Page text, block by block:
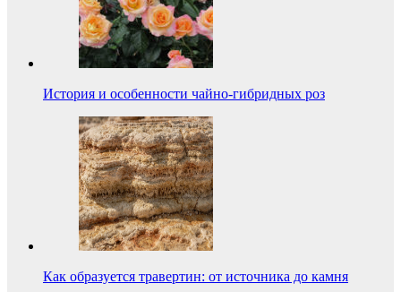
История и особенности чайно-гибридных роз
Как образуется травертин: от источника до камня